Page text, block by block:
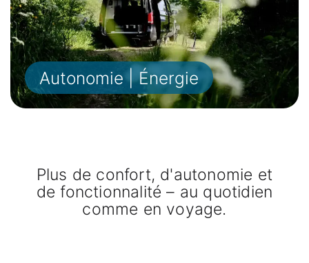
Autonomie | Énergie
Plus de confort, d'autonomie et
de fonctionnalité – au quotidien
comme en voyage.